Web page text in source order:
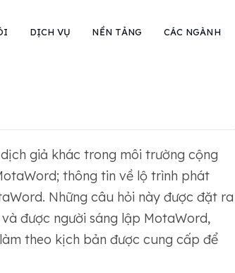
DỊCH VỤ NỀN TẢNG CÁC NGÀNH
giả khác trong môi trường cộng
thông tin về lộ trình phát
Những câu hỏi này được đặt ra
được người sáng lập MotaWord,
theo kịch bản được cung cấp để